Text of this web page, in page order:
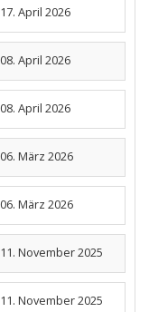
17. April 2026
08. April 2026
08. April 2026
06. März 2026
06. März 2026
11. November 2025
11. November 2025